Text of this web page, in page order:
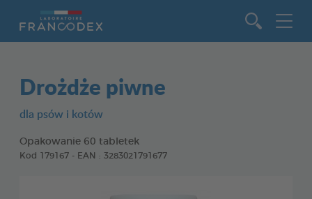
Drożdże piwne
dla psów i kotów
Opakowanie 60 tabletek
Kod 179167 - EAN : 3283021791677